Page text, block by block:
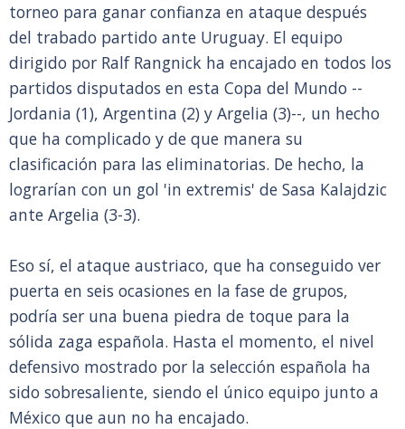
torneo para ganar confianza en ataque después
del trabado partido ante Uruguay. El equipo
dirigido por Ralf Rangnick ha encajado en todos los
partidos disputados en esta Copa del Mundo --
Jordania (1), Argentina (2) y Argelia (3)--, un hecho
que ha complicado y de que manera su
clasificación para las eliminatorias. De hecho, la
lograrían con un gol 'in extremis' de Sasa Kalajdzic
ante Argelia (3-3).
Eso sí, el ataque austriaco, que ha conseguido ver
puerta en seis ocasiones en la fase de grupos,
podría ser una buena piedra de toque para la
sólida zaga española. Hasta el momento, el nivel
defensivo mostrado por la selección española ha
sido sobresaliente, siendo el único equipo junto a
México que aun no ha encajado.